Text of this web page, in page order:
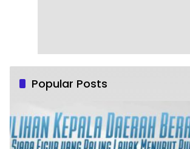
Popular Posts